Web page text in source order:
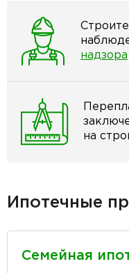
надзора
на
Ипотечные
Семейная